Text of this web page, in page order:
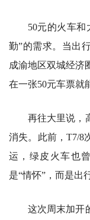
50元的火车
勤”的需求。当出
成渝地区双城经济
在一张50元车票就
再往大里说，
消失。此前，T7/8
运，绿皮火车也
是“情怀”，而是出
这次周末加开